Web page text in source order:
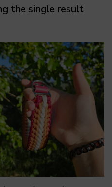
the single result